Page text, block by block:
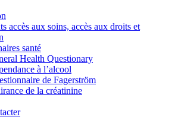
accès aux soins, accès aux droits et
santé
Health Questionary
à l’alcool
de Fagerström
de la créatinine